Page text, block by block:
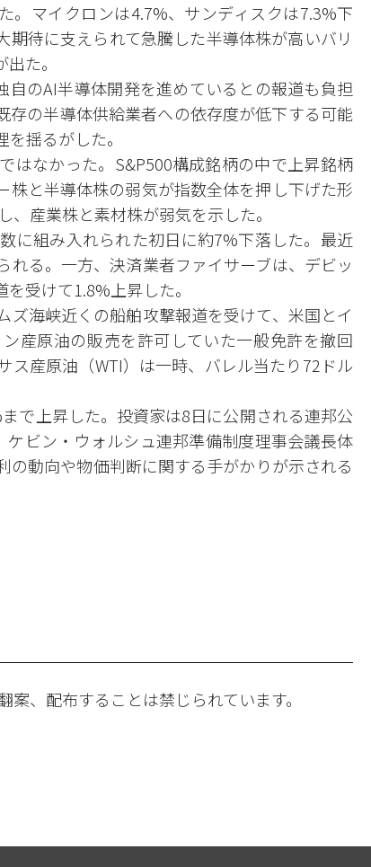
。マイクロンは4.7%、サンディスクは7.3%下
待に支えられて急騰した半導体株が高いバリ
た。
のAI半導体開発を進めているとの報道も負担
存の半導体供給業者への依存度が低下する可能
揺るがした。
はなかった。S&P500構成銘柄の中で上昇銘柄
と半導体株の弱気が指数全体を押し下げた形
産業株と素材株が弱気を示した。
に組み入れられた初日に約7%下落した。最近
る。一方、決済業者ファイサーブは、デビッ
受けて1.8%上昇した。
海峡近くの船舶攻撃報道を受けて、米国とイ
産原油の販売を許可していた一般免許を撤回
ス産原油（WTI）は一時、バレル当たり72ドル
で上昇した。投資家は8日に公開される連邦公
ビン・ウォルシュ連邦準備制度理事会議長体
動向や物価判断に関する手がかりが示される
、配布することは禁じられています。